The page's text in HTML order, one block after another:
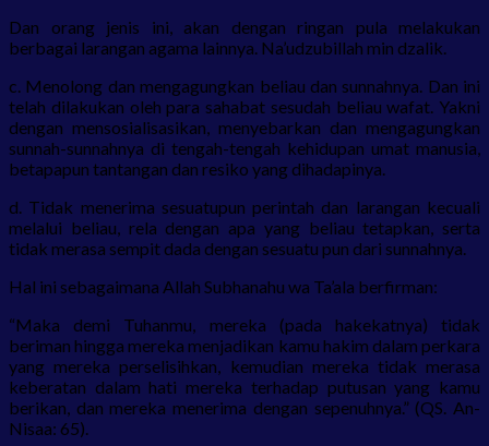
Dan orang jenis ini, akan dengan ringan pula melakukan
berbagai larangan agama lainnya. Na’udzubillah min dzalik.
c. Menolong dan mengagungkan beliau dan sunnahnya. Dan ini
telah dilakukan oleh para sahabat sesudah beliau wafat. Yakni
dengan mensosialisasikan, menyebarkan dan mengagungkan
sunnah-sunnahnya di tengah-tengah kehidupan umat manusia,
betapapun tantangan dan resiko yang dihadapinya.
d. Tidak menerima sesuatupun perintah dan larangan kecuali
melalui beliau, rela dengan apa yang beliau tetapkan, serta
tidak merasa sempit dada dengan sesuatu pun dari sunnahnya.
Hal ini sebagaimana Allah Subhanahu wa Ta’ala berfirman:
“Maka demi Tuhanmu, mereka (pada hakekatnya) tidak
beriman hingga mereka menjadikan kamu hakim dalam perkara
yang mereka perselisihkan, kemudian mereka tidak merasa
keberatan dalam hati mereka terhadap putusan yang kamu
berikan, dan mereka menerima dengan sepenuhnya.” (QS. An-
Nisaa: 65).